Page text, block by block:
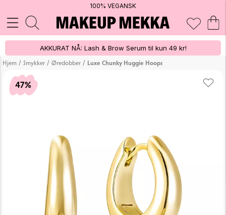
100% VEGANSK
AKKURAT NÅ: Lash & Brow Serum til kun 49 kr!
Hjem / Smykker / Øredobber / Luxe Chunky Huggie Hoops
47%